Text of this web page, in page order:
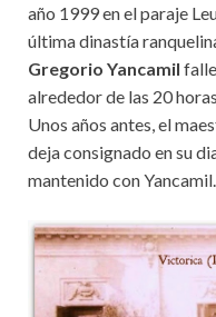
año 1999 en el paraje
última dinastía
Gregorio Yancamil
alrededor de las 20
Unos años antes, el
deja consignado en su
mantenido con Yancamil.